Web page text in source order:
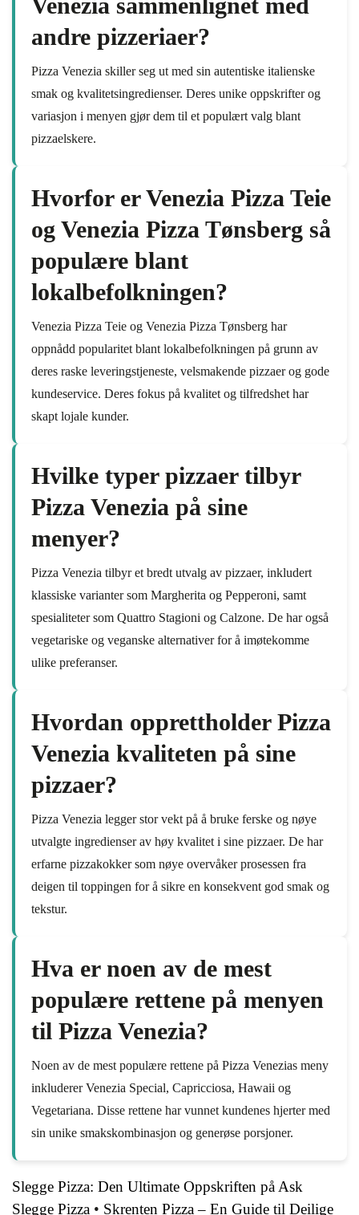
andre pizzeriaer?
Pizza Venezia skiller seg ut med sin autentiske italienske
smak og kvalitetsingredienser. Deres unike oppskrifter og
variasjon i menyen gjør dem til et populært valg blant
pizzaelskere.
Hvorfor er Venezia Pizza Teie
og Venezia Pizza Tønsberg så
populære blant
lokalbefolkningen?
Venezia Pizza Teie og Venezia Pizza Tønsberg har
oppnådd popularitet blant lokalbefolkningen på grunn av
deres raske leveringstjeneste, velsmakende pizzaer og gode
kundeservice. Deres fokus på kvalitet og tilfredshet har
skapt lojale kunder.
Hvilke typer pizzaer tilbyr
Pizza Venezia på sine
menyer?
Pizza Venezia tilbyr et bredt utvalg av pizzaer, inkludert
klassiske varianter som Margherita og Pepperoni, samt
spesialiteter som Quattro Stagioni og Calzone. De har også
vegetariske og veganske alternativer for å imøtekomme
ulike preferanser.
Hvordan opprettholder Pizza
Venezia kvaliteten på sine
pizzaer?
Pizza Venezia legger stor vekt på å bruke ferske og nøye
utvalgte ingredienser av høy kvalitet i sine pizzaer. De har
erfarne pizzakokker som nøye overvåker prosessen fra
deigen til toppingen for å sikre en konsekvent god smak og
tekstur.
Hva er noen av de mest
populære rettene på menyen
til Pizza Venezia?
Noen av de mest populære rettene på Pizza Venezias meny
inkluderer Venezia Special, Capricciosa, Hawaii og
Vegetariana. Disse rettene har vunnet kundenes hjerter med
sin unike smakskombinasjon og generøse porsjoner.
Slegge Pizza: Den Ultimate Oppskriften på Ask
Slegge Pizza • Skrenten Pizza – En Guide til Deilige